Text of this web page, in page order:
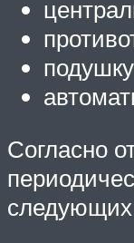
Согласно
следующих